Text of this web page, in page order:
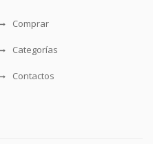
Comprar
Categorías
Contactos